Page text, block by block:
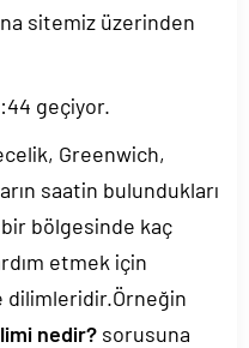
sitemiz üzerinden
geçiyor.
Greenwich,
saatin bulundukları
bölgesinde kaç
etmek için
nedir? sorusuna